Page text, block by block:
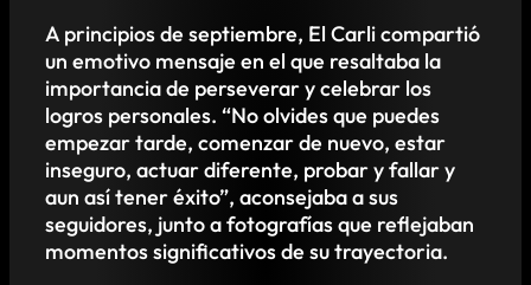
A principios de septiembre, El Carli compartió
un emotivo mensaje en el que resaltaba la
importancia de perseverar y celebrar los
logros personales. “No olvides que puedes
empezar tarde, comenzar de nuevo, estar
inseguro, actuar diferente, probar y fallar y
aun así tener éxito”, aconsejaba a sus
seguidores, junto a fotografías que reflejaban
momentos significativos de su trayectoria.